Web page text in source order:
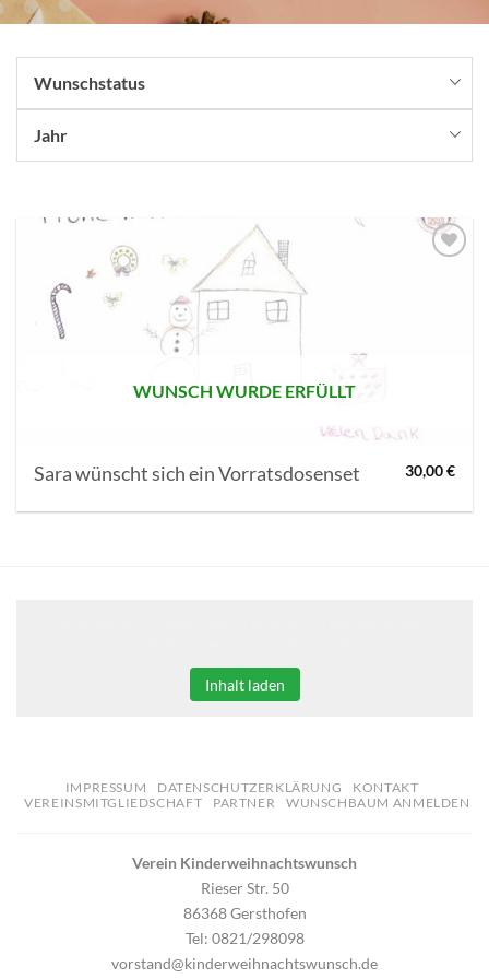
Wunschstatus
Jahr
WUNSCH WURDE ERFÜLLT
Sara wünscht sich ein Vorratsdosenset 30,00€
Inhalt laden
IMPRESSUM DATENSCHUTZERKLÄRUNG
KONTAKT
VEREINSMITGLIEDSCHAFT
PARTNER WUNSCHBAUM ANMELDEN
Verein Kinderweihnachtswunsch
Rieser Str. 50
86368 Gersthofen
Tel: 0821/298098
vorstand@kinderweihnachtswunsch.de